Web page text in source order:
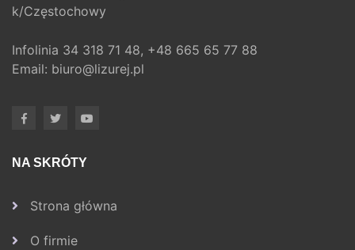
k/Częstochowy
Infolinia 34 318 71 48, +48 665 65 77 88
Email: biuro@lizurej.pl
NA SKRÓTY
Strona główna
O firmie